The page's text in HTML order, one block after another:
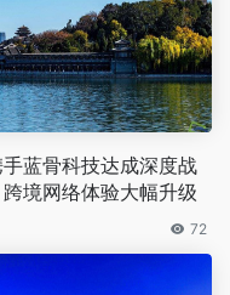
蓝骨科技达成深度战
境网络体验大幅升级
72